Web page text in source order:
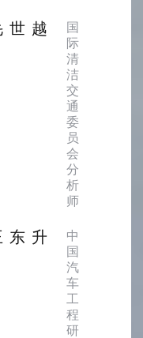
世越
国
际
清
洁
交
通
委
员
会
分
析
师
东升
中
国
汽
车
工
程
研